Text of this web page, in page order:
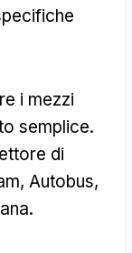
i mezzi
semplice.
di
Autobus,